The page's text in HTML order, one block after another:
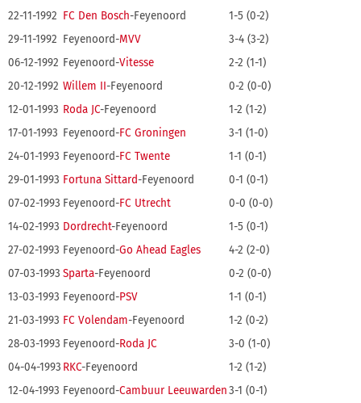
22-11-1992 FC Den Bosch-Feyenoord
1-5 (0-2)
29-11-1992 Feyenoord-MVV
3-4 (3-2)
06-12-1992 Feyenoord-Vitesse
2-2 (1-1)
20-12-1992 Willem II-Feyenoord
0-2 (0-0)
12-01-1993 Roda JC-Feyenoord
1-2 (1-2)
17-01-1993 Feyenoord-FC Groningen
3-1 (1-0)
24-01-1993 Feyenoord-FC Twente
1-1 (0-1)
29-01-1993 Fortuna Sittard-Feyenoord
0-1 (0-1)
07-02-1993 Feyenoord-FC Utrecht
0-0 (0-0)
14-02-1993 Dordrecht-Feyenoord
1-5 (0-1)
27-02-1993 Feyenoord-Go Ahead Eagles
4-2 (2-0)
07-03-1993 Sparta-Feyenoord
0-2 (0-0)
13-03-1993 Feyenoord-PSV
1-1 (0-1)
21-03-1993 FC Volendam-Feyenoord
1-2 (0-2)
28-03-1993 Feyenoord-Roda JC
3-0 (1-0)
04-04-1993 RKC-Feyenoord
1-2 (1-2)
12-04-1993 Feyenoord-Cambuur Leeuwarden3-1 (0-1)